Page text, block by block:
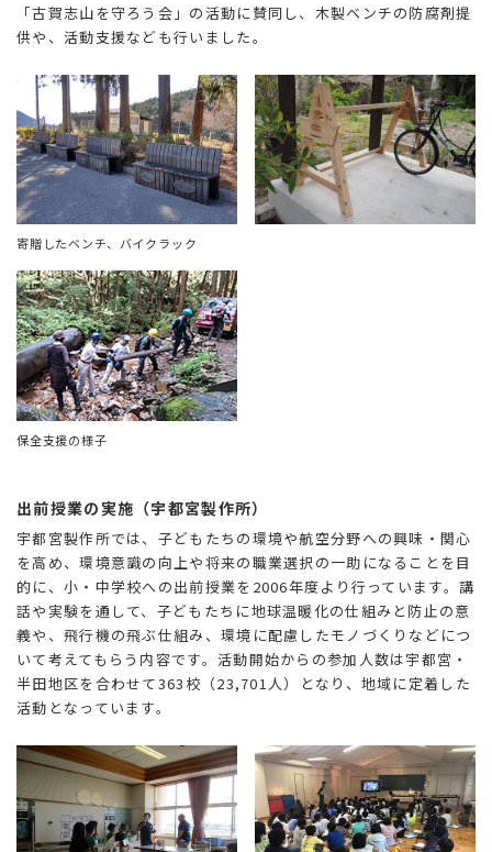
「古賀志山を守ろう会」の活動に賛同し、木製ベンチの防腐剤提
供や、活動支援なども行いました。
寄贈したベンチ、バイクラック
保全支援の様子
出前授業の実施（宇都宮製作所）
宇都宮製作所では、子どもたちの環境や航空分野への興味・関心
を高め、環境意識の向上や将来の職業選択の一助になることを目
的に、小・中学校への出前授業を2006年度より行っています。講
話や実験を通して、子どもたちに地球温暖化の仕組みと防止の意
義や、飛行機の飛ぶ仕組み、環境に配慮したモノづくりなどにつ
いて考えてもらう内容です。活動開始からの参加人数は宇都宮・
半田地区を合わせて363校（23,701人）となり、地域に定着した
活動となっています。